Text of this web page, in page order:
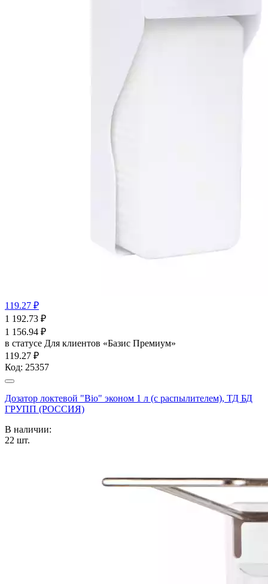
119.27 ₽
1 192.73 ₽
1 156.94 ₽
в статусе Для клиентов «Базис Премиум»
119.27 ₽
Код: 25357
Дозатор локтевой "Bio" эконом 1 л (с распылителем), ТД БД
ГРУПП (РОССИЯ)
В наличии:
22 шт.